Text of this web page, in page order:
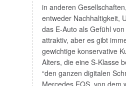
in anderen
entweder Nachhaltigkeit,
das E-Auto als Gefühl
attraktiv, aber es gibt
gewichtige konservative
Alters, die eine S-Klasse
“den ganzen digitalen